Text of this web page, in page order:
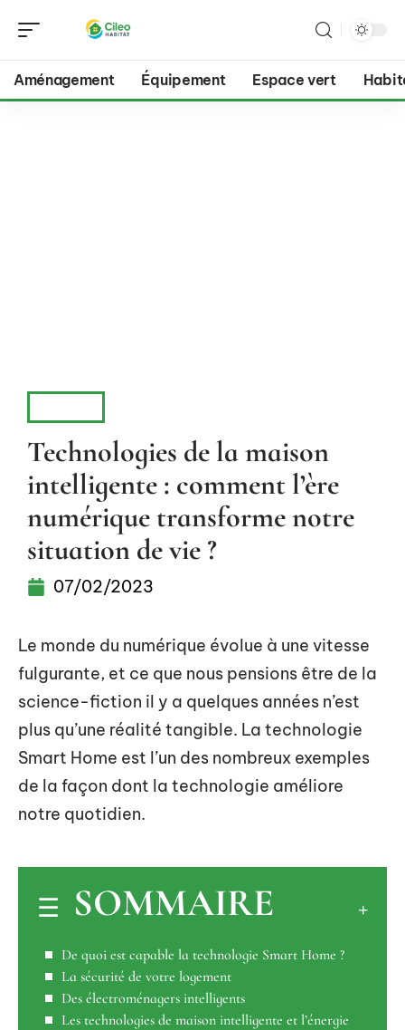
Aménagement Équipement Espace vert
Technologies de la maison
intelligente : comment l’ère
numérique transforme notre
situation de vie ?
07/02/2023
Le monde du numérique évolue à une vitesse
fulgurante, et ce que nous pensions être de la
science-fiction il y a quelques années n’est
plus qu’une réalité tangible. La technologie
Smart Home est l’un des nombreux exemples
de la façon dont la technologie améliore
notre quotidien.
SOMMAIRE
De quoi est capable la technologie Smart Home ?
La sécurité de votre logement
Des électroménagers intelligents
Les technologies de maison intelligente et l’énergie